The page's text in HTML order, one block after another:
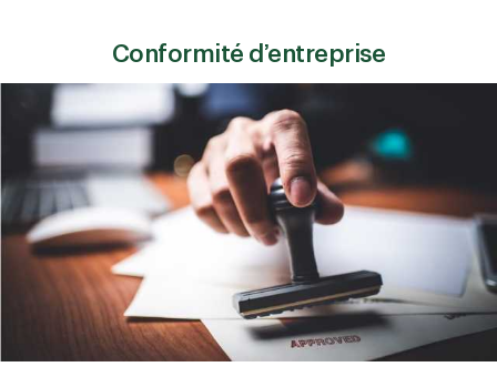
Conformité d’entreprise